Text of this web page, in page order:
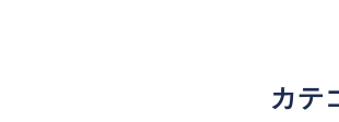
カテ